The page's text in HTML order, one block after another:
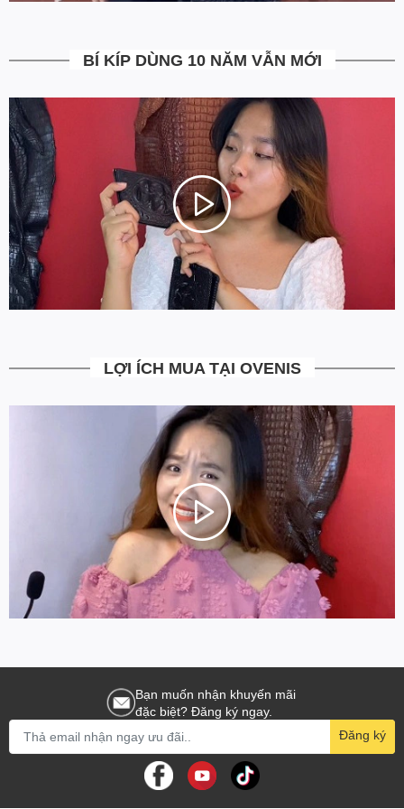
Toàn bộ các đơn hàng từ 500k đều được Ovenis hỗ trợ giao hàng
bạn phải trả. Tặng thêm khách cũ với ưu đãi riêng, free ship đơn
từ 0đ.
6. Vì sao cam kết Giá Tốt Nhất?
Chúng tôi chọn cách tối ưu chi phí như không phân phối qua
trung gian, không cửa hàng để giảm chi phí vận hành (hàng sản
xuất từ xưởng đóng gói và vận chuyển trực tiếp tới tay người sử
dụng). Tập trung vào cải thiện chất lượng sản phẩm và nâng cao
dịch vụ chăm sóc khách hàng.
BÍ KÍP DÙNG 10 NĂM VẪN MỚI
LỢI ÍCH MUA TẠI OVENIS
Bạn muốn nhận khuyến mãi
đặc biệt? Đăng ký ngay.
Đăng ký